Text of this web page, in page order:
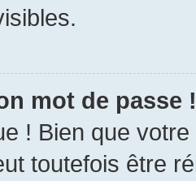
mot de passe !
! Bien que
toutefois être